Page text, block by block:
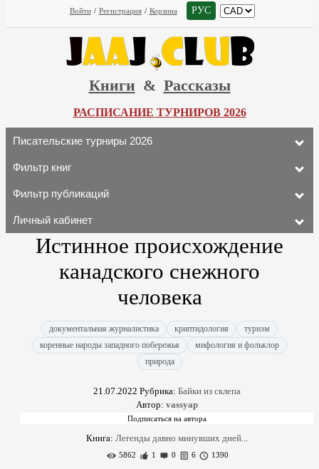
Войти / Регистрация / Корзина РУС
Книги & Рассказы
РАСПИСАНИЕ ТУРНИРОВ 2026
Писательские турниры 2026
Фильтр книг
Фильтр публикаций
Личный кабинет
Истинное происхождение
канадского снежного
человека
документальная журналистика криптидология
туризм
коренные народы западного побережья
мифология и фольклор
природа
21.07.2022 Рубрика: Байки из склепа
Автор: vassyap
Книга: Легенды давно минувших дней...
5862 1 0 6 1390